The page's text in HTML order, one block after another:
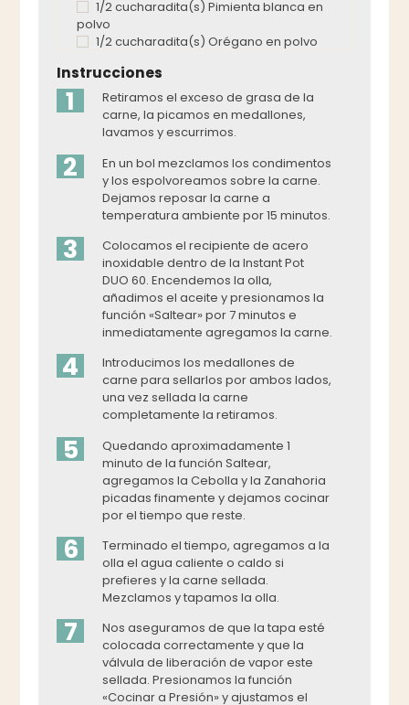
1/2 cucharadita(s) Pimienta blanca en
polvo
1/2 cucharadita(s) Orégano en polvo
Instrucciones
1
Retiramos el exceso de grasa de la
carne, la picamos en medallones,
lavamos y escurrimos.
2
En un bol mezclamos los condimentos
y los espolvoreamos sobre la carne.
Dejamos reposar la carne a
temperatura ambiente por 15 minutos.
3
Colocamos el recipiente de acero
inoxidable dentro de la Instant Pot
DUO 60. Encendemos la olla,
añadimos el aceite y presionamos la
función «Saltear» por 7 minutos e
inmediatamente agregamos la carne.
4
Introducimos los medallones de
carne para sellarlos por ambos lados,
una vez sellada la carne
completamente la retiramos.
5
Quedando aproximadamente 1
minuto de la función Saltear,
agregamos la Cebolla y la Zanahoria
picadas finamente y dejamos cocinar
por el tiempo que reste.
6
Terminado el tiempo, agregamos a la
olla el agua caliente o caldo si
prefieres y la carne sellada.
Mezclamos y tapamos la olla.
7
Nos aseguramos de que la tapa esté
colocada correctamente y que la
válvula de liberación de vapor este
sellada. Presionamos la función
«Cocinar a Presión» y ajustamos el